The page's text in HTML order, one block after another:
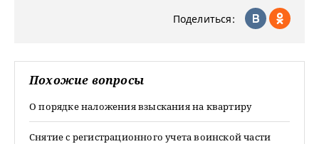
Поделиться:
Похожие вопросы
О порядке наложения взыскания на квартиру
Снятие с регистрационного учета воинской части